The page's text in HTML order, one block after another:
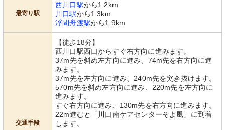
落ち着いた色合いの椅子と小さなテー
ブルが配置され、心地よい休息がとれ
共有スペース
モダンなデザインのバーカウンターが
最寄り駅
西川口駅から1.2km
川口駅から1.3km
浮間舟渡駅から1.9km
交通手段
【徒歩18分】
西川口駅西口からすぐ右方向に進みます。
37m先を斜め左方向に進み、74m先を右方向に進
みます。
37m先を左方向に進み、240m先を突き抜けます。
570m先を斜め左方向に進み、220m先を左方向に
進みます。
すぐ右方向に進み、130m先を右方向に進みます。
22m進むと「川口南ケアセンターそよ風」に到着
します。